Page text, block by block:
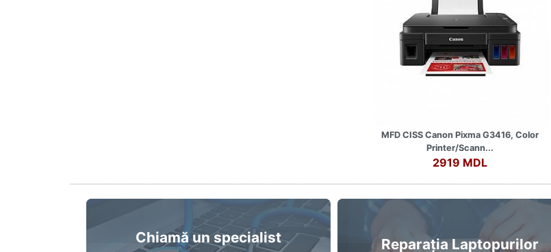
MFD CISS Canon Pixma G3416, Color
Printer/Scann...
2919 MDL
Chiamă un specialist Reparația Laptopurilor